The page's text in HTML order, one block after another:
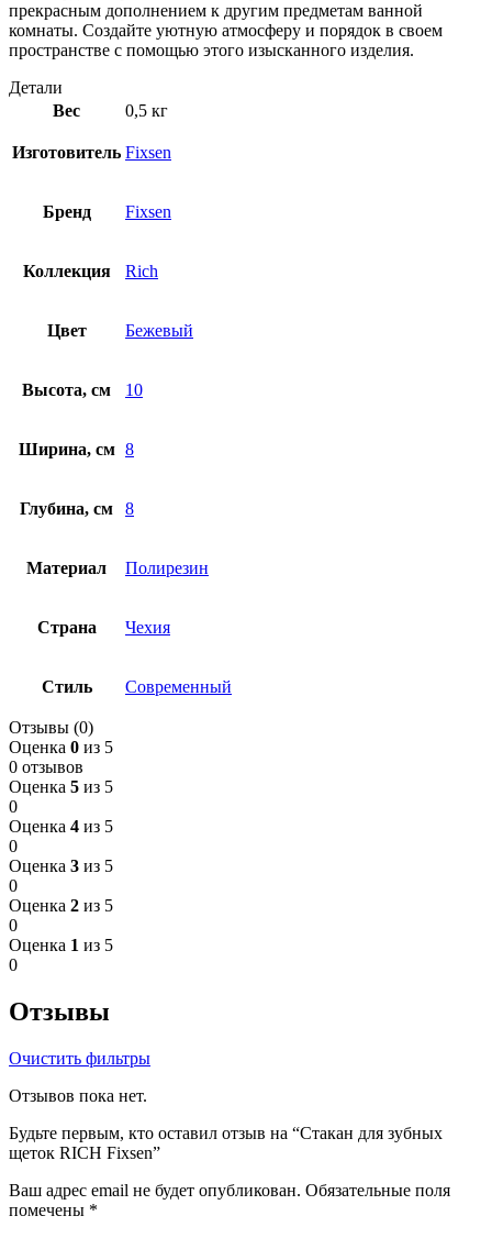
прекрасным дополнением к другим предметам ванной
комнаты. Создайте уютную атмосферу и порядок в своем
пространстве с помощью этого изысканного изделия.
Детали
Вес
0,5 кг
Изготовитель Fixsen
Бренд Fixsen
Коллекция Rich
Цвет Бежевый
Высота, см 10
Ширина, см 8
Глубина, см 8
Материал Полирезин
Страна Чехия
Стиль Современный
Отзывы (0)
Оценка 0 из 5
0 отзывов
Оценка 5 из 5
0
Оценка 4 из 5
0
Оценка 3 из 5
0
Оценка 2 из 5
0
Оценка 1 из 5
0
Отзывы
Очистить фильтры
Отзывов пока нет.
Будьте первым, кто оставил отзыв на “Стакан для зубных
щеток RICH Fixsen”
Ваш адрес email не будет опубликован. Обязательные поля
помечены *